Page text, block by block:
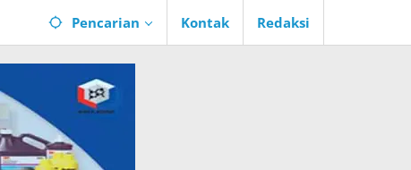
Pencarian Kontak Redaksi